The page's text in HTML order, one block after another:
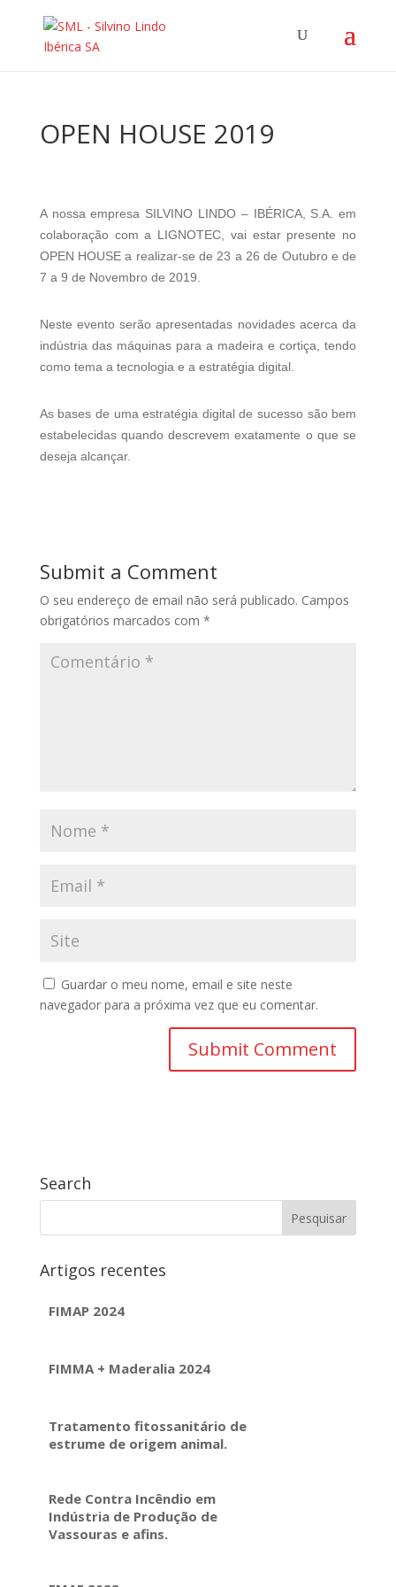
OPEN HOUSE 2019
A nossa empresa SILVINO LINDO – IBÉRICA, S.A. em
colaboração com a LIGNOTEC, vai estar presente no
OPEN HOUSE a realizar-se de 23 a 26 de Outubro e de
7 a 9 de Novembro de 2019.
Neste evento serão apresentadas novidades acerca da
indústria das máquinas para a madeira e cortiça, tendo
como tema a tecnologia e a estratégia digital.
As bases de uma estratégia digital de sucesso são bem
estabelecidas quando descrevem exatamente o que se
deseja alcançar.
Submit a Comment
O seu endereço de email não será publicado. Campos
obrigatórios marcados com *
Guardar o meu nome, email e site neste
navegador para a próxima vez que eu comentar.
Search
Artigos recentes
FIMAP 2024
FIMMA + Maderalia 2024
Tratamento fitossanitário de
estrume de origem animal.
Rede Contra Incêndio em
Indústria de Produção de
Vassouras e afins.